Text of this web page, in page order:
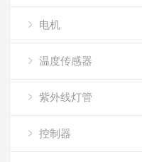
电机
温度传感器
紫外线灯管
控制器